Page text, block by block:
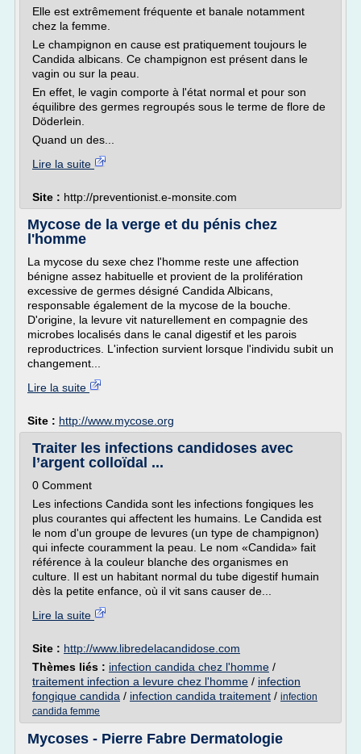
Elle est extrêmement fréquente et banale notamment
chez la femme.
Le champignon en cause est pratiquement toujours le
Candida albicans. Ce champignon est présent dans le
vagin ou sur la peau.
En effet, le vagin comporte à l'état normal et pour son
équilibre des germes regroupés sous le terme de flore de
Döderlein.
Quand un des...
Lire la suite
Site : http://preventionist.e-monsite.com
Mycose de la verge et du pénis chez
l'homme
La mycose du sexe chez l'homme reste une affection
bénigne assez habituelle et provient de la prolifération
excessive de germes désigné Candida Albicans,
responsable également de la mycose de la bouche.
D'origine, la levure vit naturellement en compagnie des
microbes localisés dans le canal digestif et les parois
reproductrices. L'infection survient lorsque l'individu subit un
changement...
Lire la suite
Site : http://www.mycose.org
Traiter les infections candidoses avec
l’argent colloïdal ...
0 Comment
Les infections Candida sont les infections fongiques les
plus courantes qui affectent les humains. Le Candida est
le nom d'un groupe de levures (un type de champignon)
qui infecte couramment la peau. Le nom «Candida» fait
référence à la couleur blanche des organismes en
culture. Il est un habitant normal du tube digestif humain
dès la petite enfance, où il vit sans causer de...
Lire la suite
Site : http://www.libredelacandidose.com
Thèmes liés : infection candida chez l'homme /
traitement infection a levure chez l'homme / infection
fongique candida / infection candida traitement / infection
candida femme
Mycoses - Pierre Fabre Dermatologie